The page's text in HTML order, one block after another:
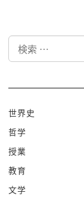
どう変わった
なんか自分の
邁進している
距離ができて
このまでいい
早くねえか そ
早いと思うな
いやなんか 思
それでぼっか
索
世界史
哲学
授業
教育
文学